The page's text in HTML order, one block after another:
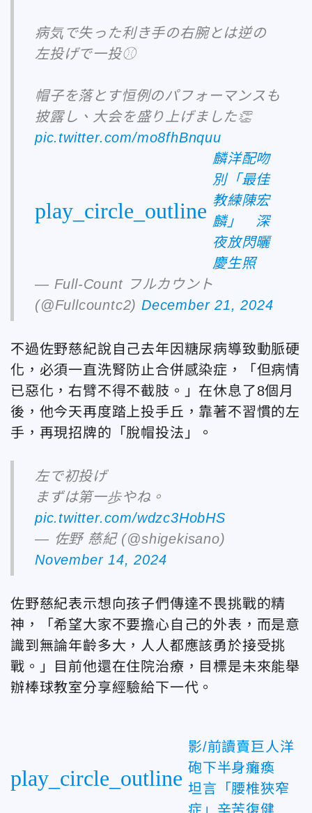
病気で失った利き手の右腕とは逆の
左投げで一投⚾️
帽子を落とす恒例のパフォーマンスも
披露し、大会を盛り上げました👏
pic.twitter.com/mo8fhBnquu
play_circle_outline
麟洋配吻
別「最佳
教練陳宏
麟」 深
夜放閃曬
慶生照
— Full-Count フルカウント
(@Fullcountc2)December 21, 2024
不過佐野慈紀說自己去年因糖尿病導致動脈硬
化，必須一直洗腎防止合併感染症，「但病情
已惡化，右臂不得不截肢。」在休息了8個月
後，他今天再度踏上投手丘，靠著不習慣的左
手，再現招牌的「脫帽投法」。
左で初投げ
まずは第一歩やね。
pic.twitter.com/wdzc3HobHS
— 佐野 慈紀 (@shigekisano)
November 14, 2024
佐野慈紀表示想向孩子們傳達不畏挑戰的精
神，「希望大家不要擔心自己的外表，而是意
識到無論年齡多大，人人都應該勇於接受挑
戰。」目前他還在住院治療，目標是未來能舉
辦棒球教室分享經驗給下一代。
play_circle_outline
影/前讀賣巨人洋
砲下半身癱瘓
坦言「腰椎狹窄
症」辛苦復健